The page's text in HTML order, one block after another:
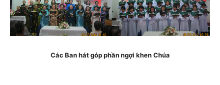
Các Ban hát góp phần ngợi khen Chúa